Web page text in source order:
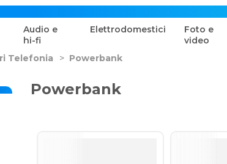
Audio e
hi-fi
Elettrodomestici
Foto e
video
Telefonia > Powerbank
Powerbank